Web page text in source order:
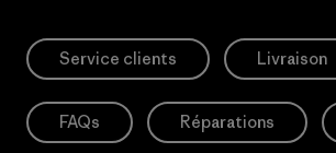
Service clients Livraison
FAQs Réparations